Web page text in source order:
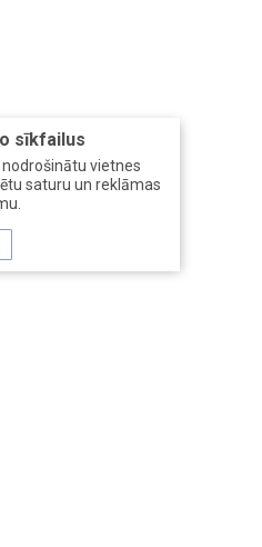
sīkfailus
vietnes
saturu un reklāmas